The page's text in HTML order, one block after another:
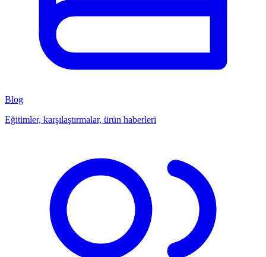
Blog
Eğitimler, karşılaştırmalar, ürün haberleri